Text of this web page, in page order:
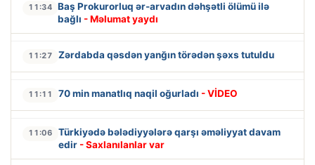
11:34 Baş Prokurorluq ər-arvadın dəhşətli ölümü ilə
bağlı - Məlumat yaydı
11:27 Zərdabda qəsdən yanğın törədən şəxs tutuldu
11:11 70 min manatlıq naqil oğurladı - VİDEO
11:06
Türkiyədə bələdiyyələrə qarşı əməliyyat davam
edir - Saxlanılanlar var